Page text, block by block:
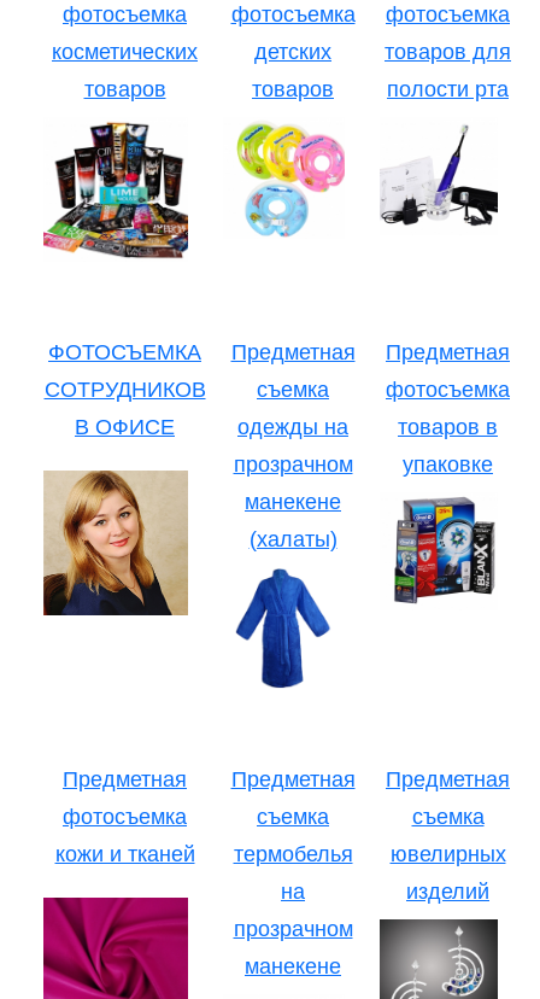
фотосъемка
косметических
товаров
фотосъемка
детских
товаров
фотосъемка
товаров для
полости рта
ФОТОСЪЕМКА
СОТРУДНИКОВ
В ОФИСЕ
Предметная
съемка
одежды на
прозрачном
манекене
(халаты)
Предметная
фотосъемка
товаров в
упаковке
Предметная
фотосъемка
кожи и тканей
Предметная
съемка
термобелья
на
прозрачном
манекене
Предметная
съемка
ювелирных
изделий